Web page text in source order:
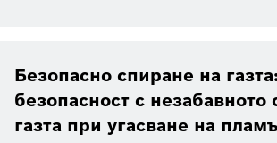
Безопасно спиране на газта:
безопасност с незабавното
газта при угасване на